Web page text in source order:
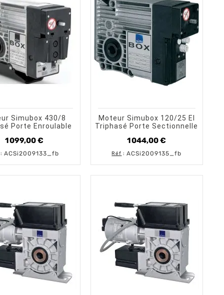
Simubox 430/8
Porte Enroulable
1 099,00 €
Prix
: ACSi2009133_fb
Moteur Simubox 120/25 EI
Triphasé Porte Sectionnelle
1 044,00 €
Prix
Réf : ACSi2009135_fb